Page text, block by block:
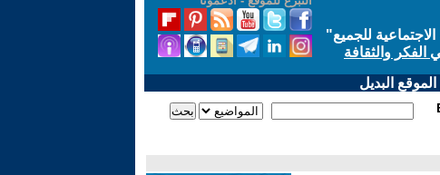
للجميع"
الفكر والثقافة
البديل